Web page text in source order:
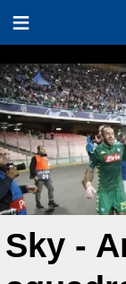
Sky -